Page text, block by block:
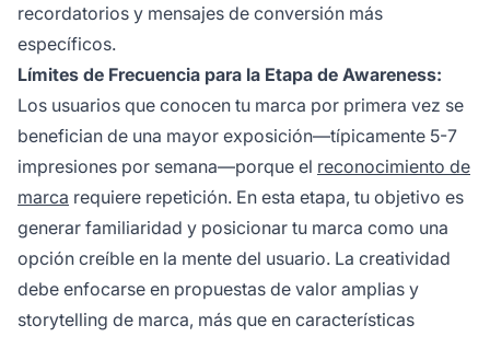
recordatorios y mensajes de conversión más
específicos.
Límites de Frecuencia para la Etapa de Awareness:
Los usuarios que conocen tu marca por primera vez se
benefician de una mayor exposición—típicamente 5-7
impresiones por semana—porque el reconocimiento de
marca requiere repetición. En esta etapa, tu objetivo es
generar familiaridad y posicionar tu marca como una
opción creíble en la mente del usuario. La creatividad
debe enfocarse en propuestas de valor amplias y
storytelling de marca, más que en características